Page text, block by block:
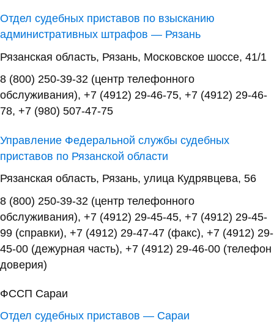
Отдел судебных приставов по взысканию
административных штрафов — Рязань
Рязанская область, Рязань, Московское шоссе, 41/1
8 (800) 250-39-32 (центр телефонного
обслуживания), +7 (4912) 29-46-75, +7 (4912) 29-46-
78, +7 (980) 507-47-75
Управление Федеральной службы судебных
приставов по Рязанской области
Рязанская область, Рязань, улица Кудрявцева, 56
8 (800) 250-39-32 (центр телефонного
обслуживания), +7 (4912) 29-45-45, +7 (4912) 29-45-
99 (справки), +7 (4912) 29-47-47 (факс), +7 (4912) 29-
45-00 (дежурная часть), +7 (4912) 29-46-00 (телефон
доверия)
ФССП Сараи
Отдел судебных приставов — Сараи